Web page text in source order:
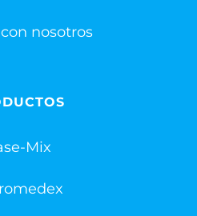
nosotros
Mix